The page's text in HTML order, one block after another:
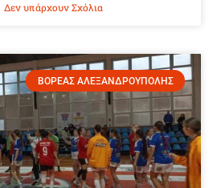
Δεν υπάρχουν Σχόλια
ΒΟΡΕΑΣ ΑΛΕΞΑΝΔΡΟΥΠΟΛΗΣ